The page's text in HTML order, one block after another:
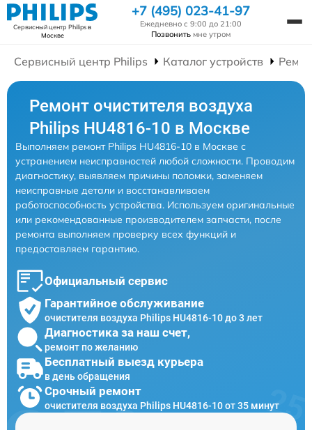
Сервисный центр Philipsв
Москве
+7 (495) 023-41-97
Ежедневно с 9:00 до 21:00
Позвонить мне утром
Сервисный центр Philips Каталог устройств
Ремонт очистителя воздуха
Philips HU4816-10 в Москве
Выполняем ремонт Philips HU4816-10 в Москве с
устранением неисправностей любой сложности. Проводим
диагностику, выявляем причины поломки, заменяем
неисправные детали и восстанавливаем
работоспособность устройства. Используем оригинальные
или рекомендованные производителем запчасти, после
ремонта выполняем проверку всех функций и
предоставляем гарантию.
Официальный сервис
Гарантийное обслуживание
очистителя воздуха Philips HU4816-10 до 3 лет
Диагностика за наш счет,
ремонт по желанию
Бесплатный выезд курьера
в день обращения
Срочный ремонт
очистителя воздуха Philips HU4816-10 от 35 минут